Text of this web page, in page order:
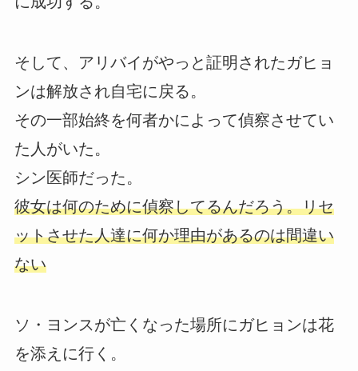
そして、アリバイがやっと証明されたガヒョ
ンは解放され自宅に戻る。
その一部始終を何者かによって偵察させてい
た人がいた。
シン医師だった。
彼女は何のために偵察してるんだろう。リセ
ットさせた人達に何か理由があるのは間違い
ない
ソ・ヨンスが亡くなった場所にガヒョンは花
を添えに行く。